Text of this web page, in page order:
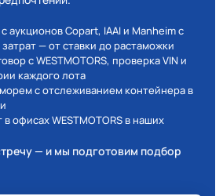
аукционов Copart, IAAI и Manheim с
— от ставки до растаможки
с WESTMOTORS, проверка VIN и
каждого лота
с отслеживанием контейнера в
офисах WESTMOTORS в наших
— и мы подготовим подбор